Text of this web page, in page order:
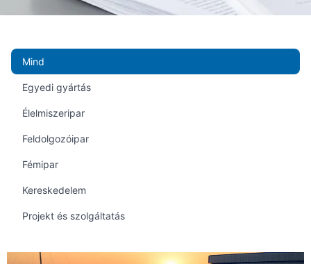
Egyedi gyártás
Élelmiszeripar
Feldolgozóipar
Fémipar
Kereskedelem
Projekt és szolgáltatás
Mind